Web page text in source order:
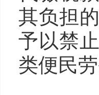
其负担
予以禁
类便民